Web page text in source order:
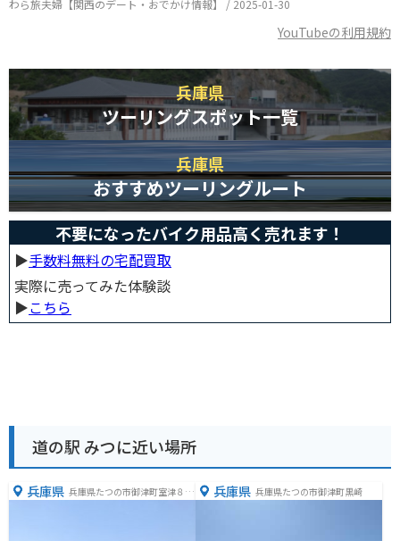
わら旅夫婦【関西のデート・おでかけ情報】 / 2025-01-30
YouTubeの利用規約
兵庫県
ツーリングスポット一覧
兵庫県
おすすめツーリングルート
不要になったバイク用品高く売れます！
▶︎手数料無料の宅配買取
実際に売ってみた体験談
▶︎こちら
道の駅 みつに近い場所
兵庫県 兵庫県たつの市御津町室津８９
兵庫県 兵庫県たつの市御津町黒崎